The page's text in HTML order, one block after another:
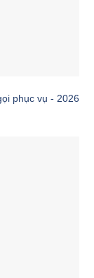
phục vụ - 2026